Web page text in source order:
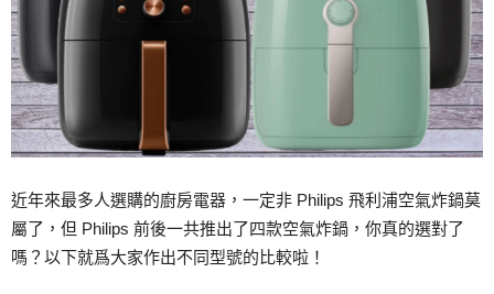
近年來最多人選購的廚房電器，一定非 Philips 飛利浦空氣炸鍋莫
屬了，但 Philips 前後一共推出了四款空氣炸鍋，你真的選對了
嗎？以下就爲大家作出不同型號的比較啦！